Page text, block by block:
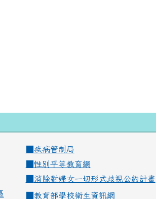
疾病管制局
性別平等教育網
消除對婦女一切形式歧視公約計畫
教育部學校衛生資訊網